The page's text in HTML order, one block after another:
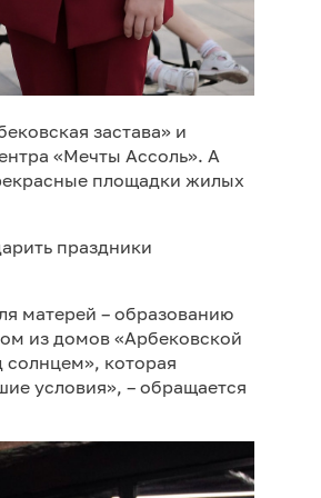
застава» и
«Мечты Ассоль». А
площадки жилых
праздники
матерей – образованию
из домов «Арбековской
солнцем», которая
условия», – обращается